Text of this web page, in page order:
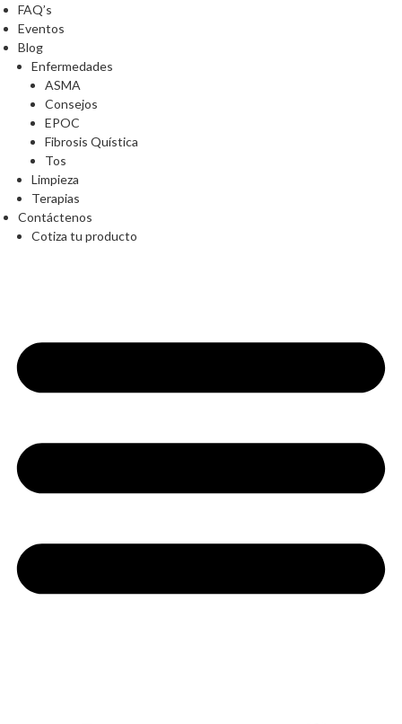
FAQ’s
Eventos
Blog
Enfermedades
ASMA
Consejos
EPOC
Fibrosis Quística
Tos
Limpieza
Terapias
Contáctenos
Cotiza tu producto